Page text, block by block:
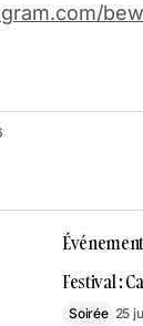
Festival :
Soirée 25